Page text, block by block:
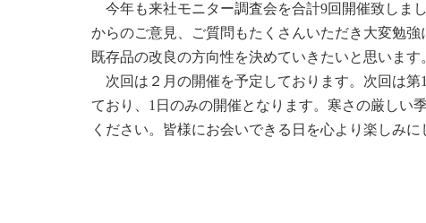
今年も来社モニター調査会を合計9回開催致しま
からのご意見、ご質問もたくさんいただき大変勉
既存品の改良の方向性を決めていきたいと思いま
次回は２月の開催を予定しております。次回は第
ており、1日のみの開催となります。寒さの厳しい
ください。皆様にお会いできる日を心より楽しみに